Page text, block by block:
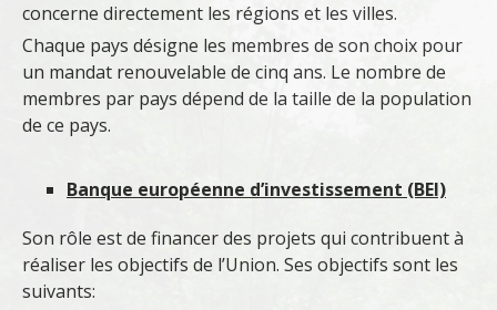
concerne directement les régions et les villes.
Chaque pays désigne les membres de son choix pour
un mandat renouvelable de cinq ans. Le nombre de
membres par pays dépend de la taille de la population
de ce pays.
Banque européenne d’investissement (BEI)
Son rôle est de financer des projets qui contribuent à
réaliser les objectifs de l’Union. Ses objectifs sont les
suivants: